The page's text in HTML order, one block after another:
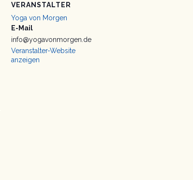
VERANSTALTER
Yoga von Morgen
E-Mail
info@yogavonmorgen.de
Veranstalter-Website
anzeigen